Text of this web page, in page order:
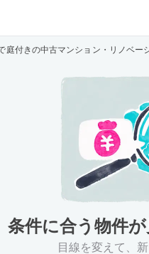
庭付きの中古マンション・リノベー
条件に合う物件が
目線を変えて、